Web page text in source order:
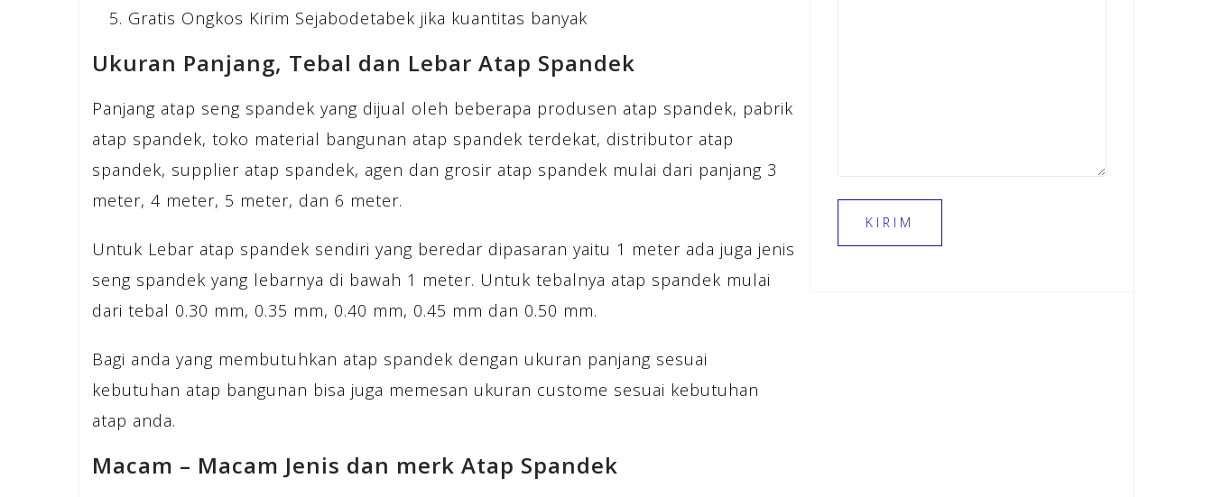
Gratis Ongkos Kirim Sejabodetabek jika kuantitas banyak
Ukuran Panjang, Tebal dan Lebar Atap Spandek
Panjang atap seng spandek yang dijual oleh beberapa produsen atap spandek, pabrik
atap spandek, toko material bangunan atap spandek terdekat, distributor atap
spandek, supplier atap spandek, agen dan grosir atap spandek mulai dari panjang 3
meter, 4 meter, 5 meter, dan 6 meter.
Untuk Lebar atap spandek sendiri yang beredar dipasaran yaitu 1 meter ada juga jenis
seng spandek yang lebarnya di bawah 1 meter. Untuk tebalnya atap spandek mulai
dari tebal 0.30 mm, 0.35 mm, 0.40 mm, 0.45 mm dan 0.50 mm.
Bagi anda yang membutuhkan atap spandek dengan ukuran panjang sesuai
kebutuhan atap bangunan bisa juga memesan ukuran custome sesuai kebutuhan
atap anda.
Macam – Macam Jenis dan merk Atap Spandek